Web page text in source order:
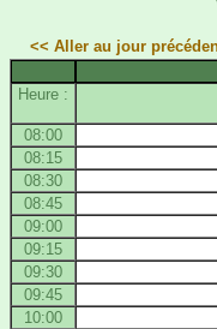
<< Aller au jour
Heure :
08:00
08:15
08:30
08:45
09:00
09:15
09:30
09:45
10:00